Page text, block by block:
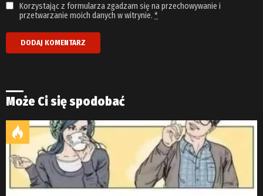
Korzystając z formularza zgadzam się na przechowywanie i
przetwarzanie moich danych w witrynie. *
Może Ci się spodobać